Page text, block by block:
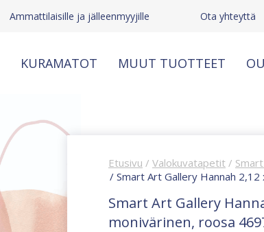
Ammattilaisille ja jälleenmyyjille Ota yhteyttä
KURAMATOT MUUT TUOTTEET
Etusivu / Valokuvatapetit /
/ Smart Art Gallery Hannah
Smart Art Gallery
monivärinen, roosa